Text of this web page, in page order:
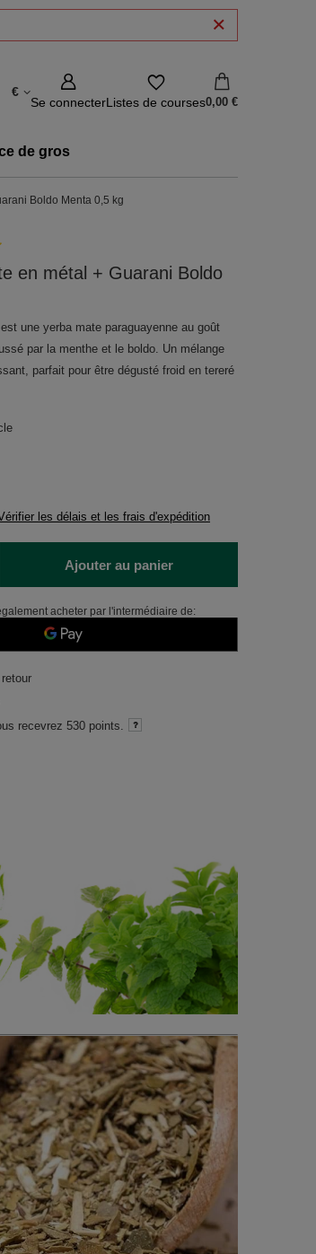
€
Se connecterListes de courses0,00 €
de gros
Boldo Menta 0,5 kg
en métal + Guarani Boldo
une yerba mate paraguayenne au goût
par la menthe et le boldo. Un mélange
parfait pour être dégusté froid en tereré
les délais et les frais d'expédition
Ajouter au panier
acheter par l'intermédiaire de:
recevrez530 points.